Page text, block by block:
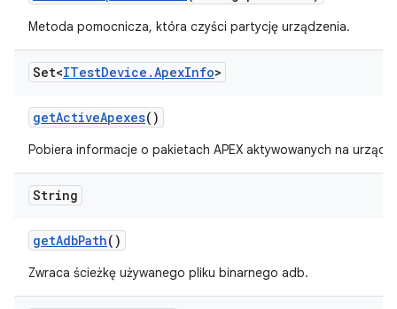
Metoda pomocnicza, która czyści partycję urządzenia.
Set<ITestDevice .ApexInfo>
getActiveApexes()
Pobiera informacje o pakietach APEX aktywowanych na
String
getAdbPath()
Zwraca ścieżkę używanego pliku binarnego adb.